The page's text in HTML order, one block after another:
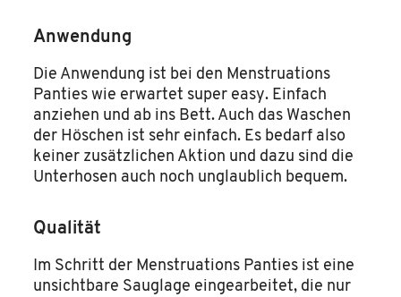
Anwendung
Die Anwendung ist bei den Menstruations
Panties wie erwartet super easy. Einfach
anziehen und ab ins Bett. Auch das Waschen
der Höschen ist sehr einfach. Es bedarf also
keiner zusätzlichen Aktion und dazu sind die
Unterhosen auch noch unglaublich bequem.
Qualität
Im Schritt der Menstruations Panties ist eine
unsichtbare Sauglage eingearbeitet, die nur